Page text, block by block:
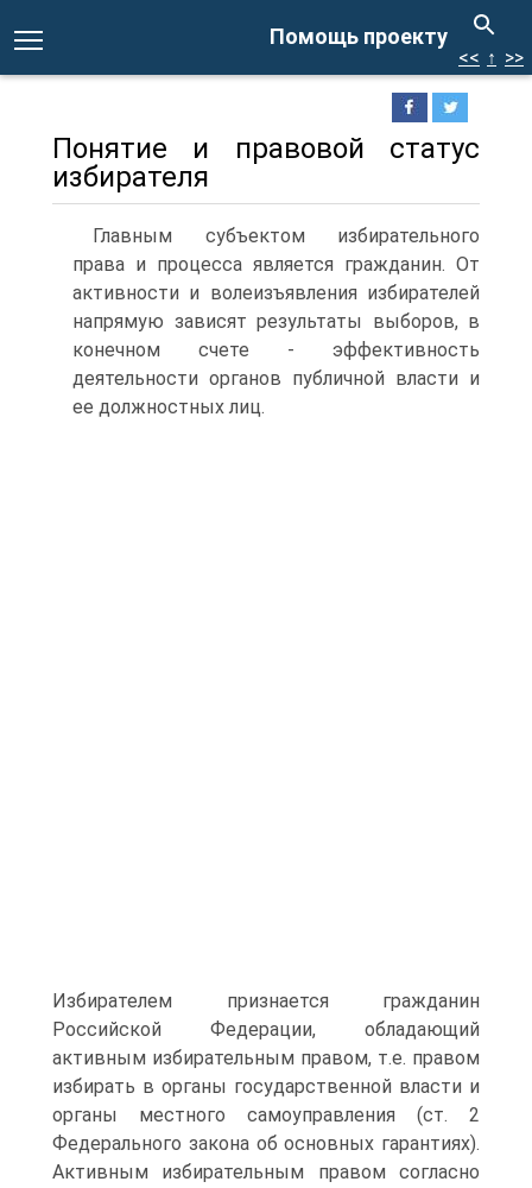
Помощь проекту
<< ↑ >>
Понятие и правовой статус
избирателя
Главным субъектом избирательного
права и процесса является гражданин. От
активности и волеизъявления избирателей
напрямую зависят результаты выборов, в
конечном счете - эффективность
деятельности органов публичной власти и
ее должностных лиц.
Избирателем признается гражданин
Российской Федерации, обладающий
активным избирательным правом, т.е. правом
избирать в органы государственной власти и
органы местного самоуправления (ст. 2
Федерального закона об основных гарантиях).
Активным избирательным правом согласно